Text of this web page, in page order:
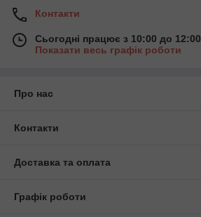
Контакти
Сьогодні працює з 10:00 до 12:00
Показати весь графік роботи
Про нас
Контакти
Доставка та оплата
Графік роботи